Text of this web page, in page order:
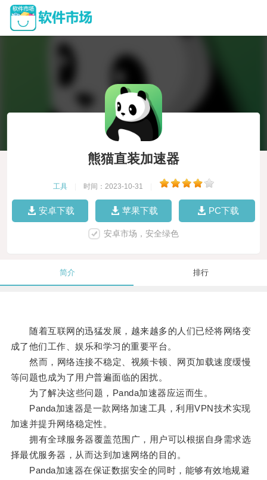
熊猫直装加速器
工具 时间：2023-10-31
安卓下载 苹果下载 PC下载
安卓市场，安全绿色
简介 排行
随着互联网的迅猛发展，越来越多的人们已经将网络变
成了他们工作、娱乐和学习的重要平台。
然而，网络连接不稳定、视频卡顿、网页加载速度缓慢
等问题也成为了用户普遍面临的困扰。
为了解决这些问题，Panda加速器应运而生。
Panda加速器是一款网络加速工具，利用VPN技术实现
加速并提升网络稳定性。
拥有全球服务器覆盖范围广，用户可以根据自身需求选
择最优服务器，从而达到加速网络的目的。
Panda加速器在保证数据安全的同时，能够有效地规避